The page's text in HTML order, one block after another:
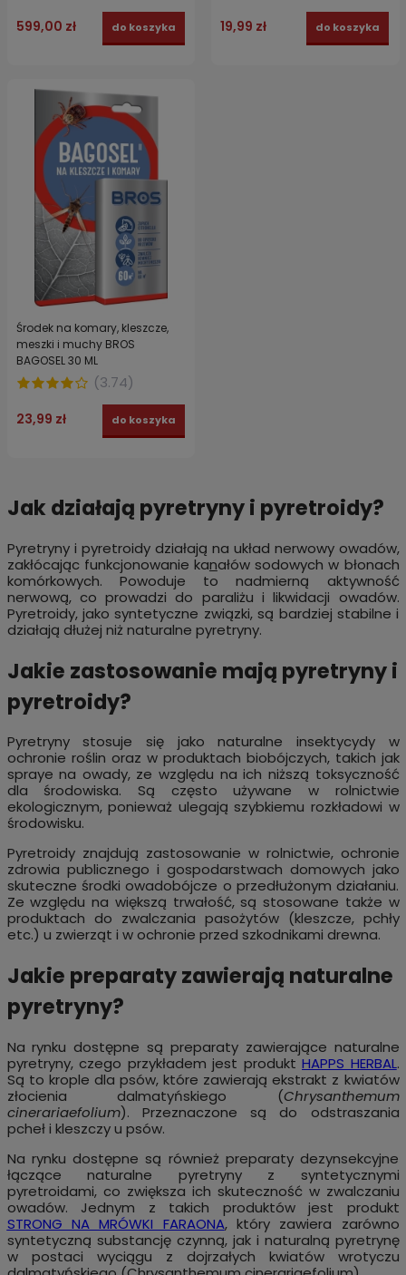
599,00 zł do koszyka 19,99 zł do koszyka
Środek na komary, kleszcze,
meszki i muchy BROS
BAGOSEL 30 ML
(3.74)
23,99 zł do koszyka
Jak działają pyretryny i pyretroidy?
Pyretryny i pyretroidy działają na układ nerwowy owadów,
zakłócając funkcjonowanie kanałów sodowych w błonach
komórkowych. Powoduje to nadmierną aktywność
nerwową, co prowadzi do paraliżu i likwidacji owadów.
Pyretroidy, jako syntetyczne związki, są bardziej stabilne i
działają dłużej niż naturalne pyretryny.
Jakie zastosowanie mają pyretryny i
pyretroidy?
Pyretryny stosuje się jako naturalne insektycydy w
ochronie roślin oraz w produktach biobójczych, takich jak
spraye na owady, ze względu na ich niższą toksyczność
dla środowiska. Są często używane w rolnictwie
ekologicznym, ponieważ ulegają szybkiemu rozkładowi w
środowisku.
Pyretroidy znajdują zastosowanie w rolnictwie, ochronie
zdrowia publicznego i gospodarstwach domowych jako
skuteczne środki owadobójcze o przedłużonym działaniu.
Ze względu na większą trwałość, są stosowane także w
produktach do zwalczania pasożytów (kleszcze, pchły
etc.) u zwierząt i w ochronie przed szkodnikami drewna.
Jakie preparaty zawierają naturalne
pyretryny?
Na rynku dostępne są preparaty zawierające naturalne
pyretryny, czego przykładem jest produkt HAPPS HERBAL.
Są to krople dla psów, które zawierają ekstrakt z kwiatów
złocienia dalmatyńskiego (Chrysanthemum
cinerariaefolium). Przeznaczone są do odstraszania
pcheł i kleszczy u psów.
Na rynku dostępne są również preparaty dezynsekcyjne
łączące naturalne pyretryny z syntetycznymi
pyretroidami, co zwiększa ich skuteczność w zwalczaniu
owadów. Jednym z takich produktów jest produkt
STRONG NA MRÓWKI FARAONA, który zawiera zarówno
syntetyczną substancję czynną, jak i naturalną pyretrynę
w postaci wyciągu z dojrzałych kwiatów wrotyczu